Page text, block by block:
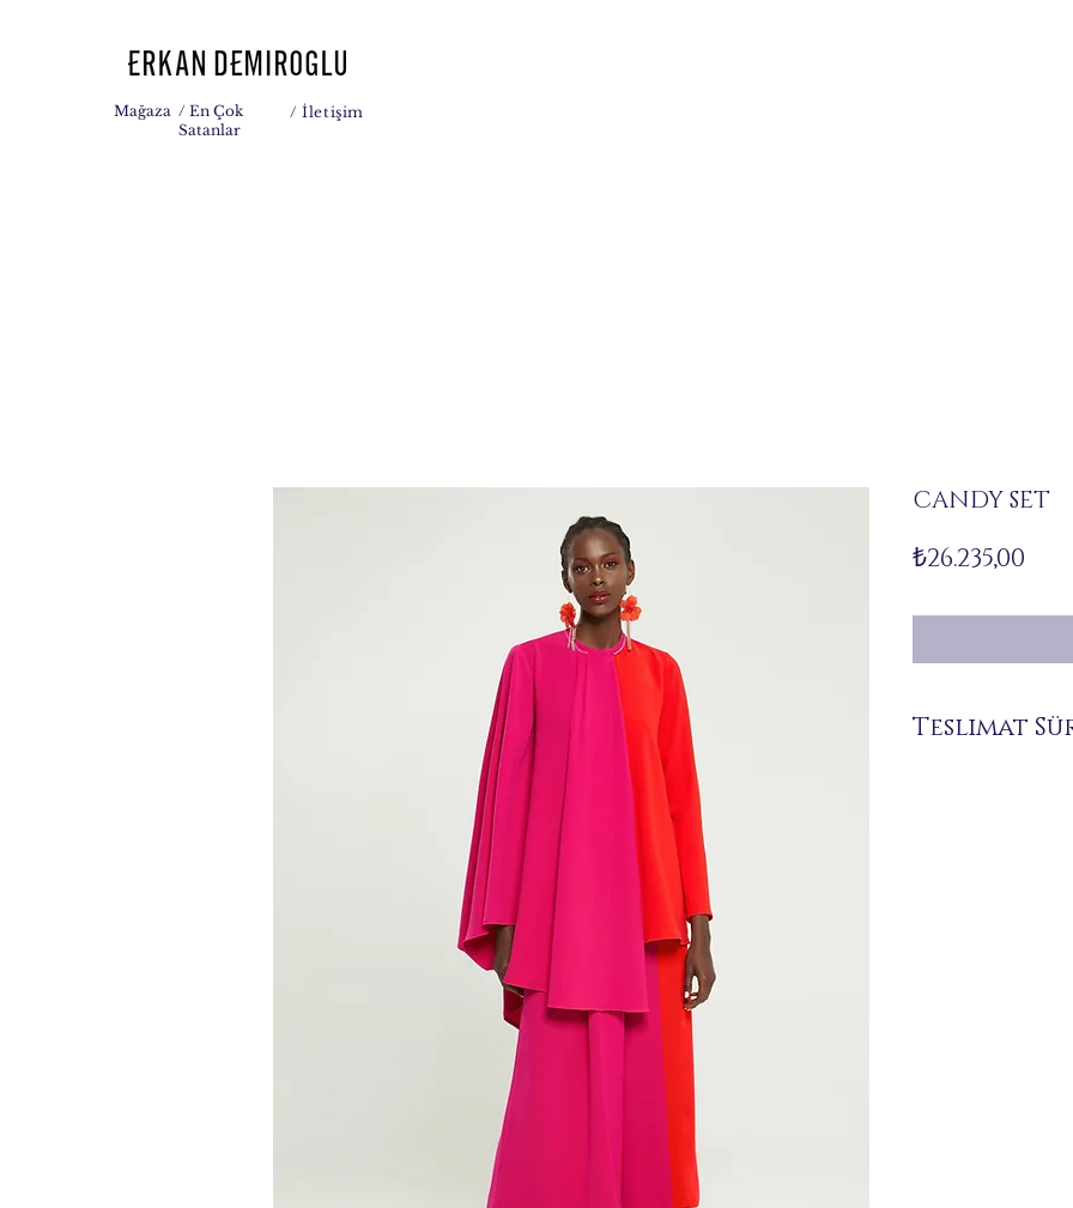
Mağaza / En Çok
Satanlar
/ İletişim
CANDY SET
₺26.235,00
Teslimat